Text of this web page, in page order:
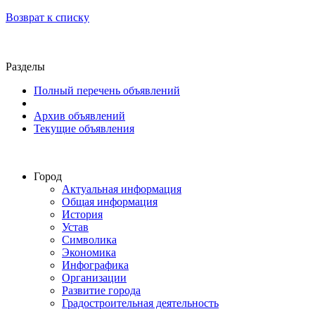
Возврат к списку
Разделы
Полный перечень объявлений
Архив объявлений
Текущие объявления
Город
Актуальная информация
Общая информация
История
Устав
Символика
Экономика
Инфографика
Организации
Развитие города
Градостроительная деятельность